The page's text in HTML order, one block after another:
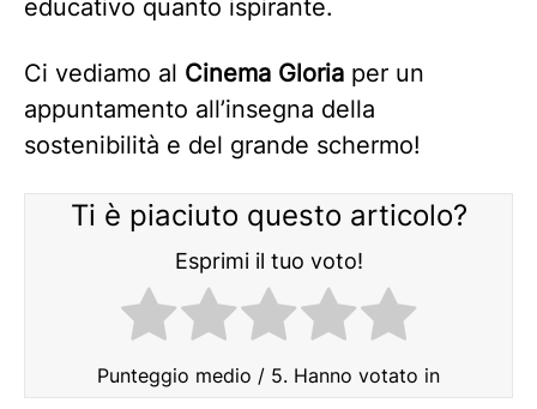
educativo quanto ispirante.
Ci vediamo al Cinema Gloria per un
appuntamento all’insegna della
sostenibilità e del grande schermo!
Ti è piaciuto questo articolo?
Esprimi il tuo voto!
Punteggio medio / 5. Hanno votato in